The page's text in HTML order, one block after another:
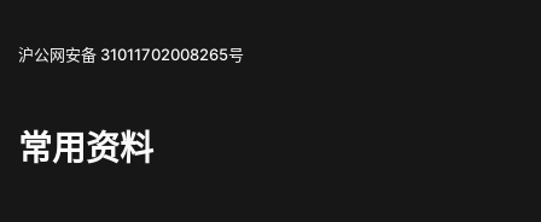
沪公网安备 31011702008265号
常用资料